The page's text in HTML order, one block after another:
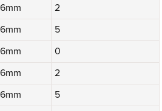
6mm
2
6mm
5
6mm
0
6mm
2
6mm
5